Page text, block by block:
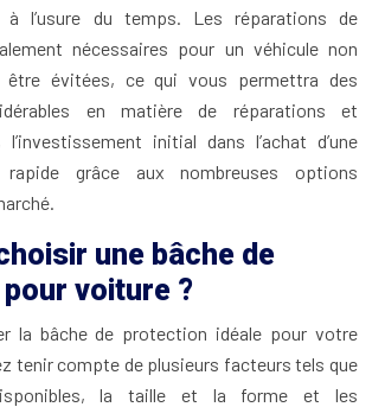
l’usure du temps. Les réparations de
nécessaires pour un véhicule non
être évitées, ce qui vous permettra des
en matière de réparations et
l’investissement initial dans l’achat d’une
grâce aux nombreuses options
une bâche de
voiture ?
la bâche de protection idéale pour votre
tenir compte de plusieurs facteurs tels que
la taille et la forme et les